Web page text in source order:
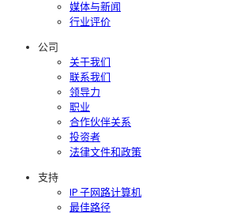
媒体与新闻
行业评价
公司
关于我们
联系我们
领导力
职业
合作伙伴关系
投资者
法律文件和政策
支持
IP 子网路计算机
最佳路径